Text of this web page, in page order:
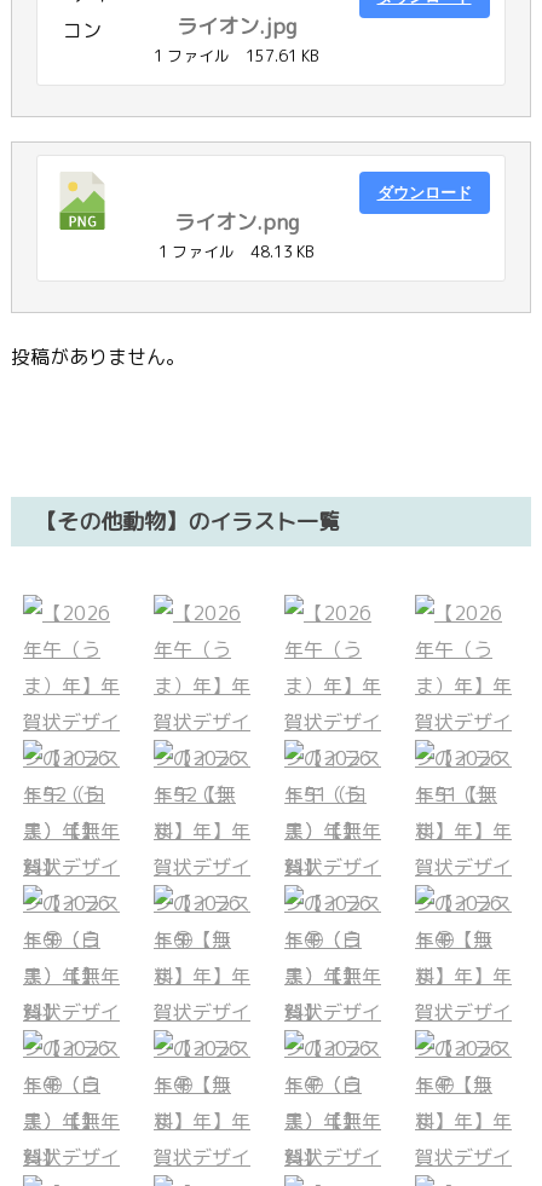
ライオン.jpg
1 ファイル 157.61 KB
ライオン.png
1 ファイル 48.13 KB
ダウンロード
投稿がありません。
【その他動物】のイラスト一覧